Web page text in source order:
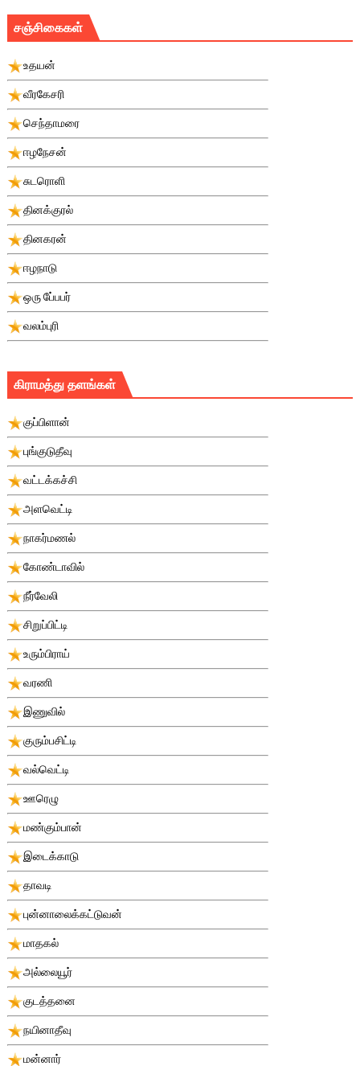
சஞ்சிகைகள்
உதயன்
வீரகேசரி
செந்தாமரை
ஈழநேசன்
சுடரொளி
தினக்குரல்
தினகரன்
ஈழநாடு
ஒரு பே்பபர்
வலம்புரி
கிராமத்து தளங்கள்
குப்பிளான்
புங்குடுதீவு
வட்டக்கச்சி
அளவெட்டி
நாகர்மணல்
கோண்டாவில்
நீர்வேலி
சிறுப்பிட்டி
உரும்பிராய்
வரணி
இணுவில்
குரும்பசிட்டி
வல்வெட்டி
ஊரெழு
மண்கும்பான்
இடைக்காடு
தாவடி
புன்னாலைக்கட்டுவன்
மாதகல்
அல்லையூர்
குடத்தனை
நயினாதீவு
மன்னார்